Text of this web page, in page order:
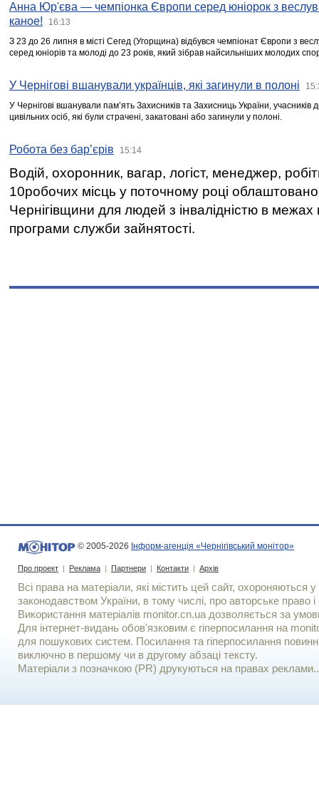
Анна Юр'єва — чемпіонка Європи серед юніорок з
каное!
16:13
З 23 до 26 липня в місті Сегед (Угорщина) відбувся чемпіонат Європи з
серед юніорів та молоді до 23 років, який зібрав найсильніших молодих
У Чернігові вшанували українців, які загинули в полоні
У Чернігові вшанували пам’ять Захисників та Захисниць України,
цивільних осіб, які були страчені, закатовані або загинули у полоні.
Робота без бар’єрів 15:14
Водій, охоронник, вагар, логіст, менеджер,
10робочих місць у поточному році
Чернігівщини для людей з інвалідністю в межах
програми служби зайнятості.
© 2005-2026 Інформ-агенція «Чернігівський монітор»
Про проект | Реклама | Партнери | Контакти | Архів
Всі права на матеріали, які містить цей сайт, охороняються у
законодавством України, в тому числі, про авторське право і
Використання матерiалiв monitor.cn.ua дозволяється за
Для iнтернет-видань обов'язковим є гiперпосилання на
для пошукових систем. Посилання та гіперпосилання
виключно в першому чи в другому абзаці тексту.
Матеріали з позначкою (PR) друкуються на правах реклами..